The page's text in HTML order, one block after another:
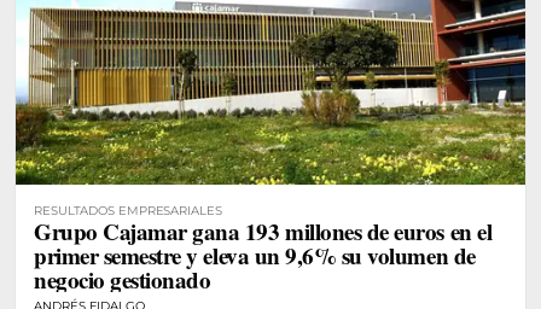
RESULTADOS EMPRESARIALES
Grupo Cajamar gana 193 millones de euros en el
primer semestre y eleva un 9,6% su volumen de
negocio gestionado